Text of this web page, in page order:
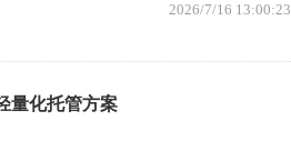
2026/7/16 13:00:23
量化托管方案